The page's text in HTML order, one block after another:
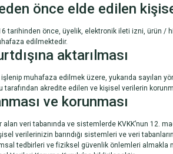
önce elde edilen
tarihinden önce, üyelik, elektronik ileti izni,
edilmektedir.
aktarılması
işlenip muhafaza edilmek üzere, yukarıda
tarafından akredite edilen ve kişisel verilerin
ve korunması
alan veri tabanında ve sistemlerde KVKK’nun
verilerinizin barındığı sistemleri ve veri
tedbirleri ve fiziksel güvenlik önlemleri